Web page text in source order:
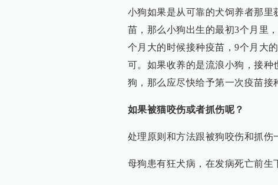
小狗如果是从可靠的犬饲养者那
苗，那么小狗出生的最初3个月里
个月大的时候接种疫苗，9个月大
可。如果收养的是流浪小狗，接
狗，那么应尽快给予第一次疫苗接
如果被猫咬伤或者抓伤呢？
处理原则和方法跟被狗咬伤和抓伤
母狗患有狂犬病，在发病死亡前生